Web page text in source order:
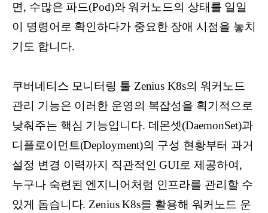
면, 수많은 파드(Pod)와 워커노드의 상태를 일일
이 명령어로 확인하다가 중요한 장애 시점을 놓치
기도 합니다.
쿠버네티스 모니터링 툴 Zenius K8s의 워커노드
관리 기능은 이러한 운영의 복잡성을 획기적으로
낮춰주는 핵심 기능입니다. 데몬셋(DaemonSet)과
디플로이먼트(Deployment)의 구성 현황부터 과거
설정 변경 이력까지 직관적인 GUI로 제공하여,
누구나 숙련된 엔지니어처럼 인프라를 관리할 수
있게 돕습니다. Zenius K8s를 활용해 워커노드 운